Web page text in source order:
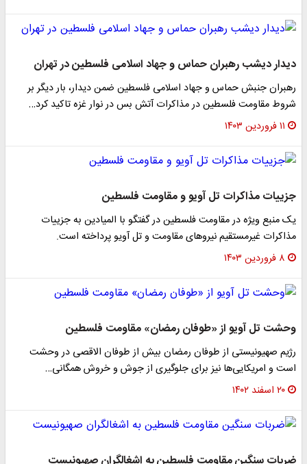
دیدار دیشب رهبران حماس و جهاد اسلامی فلسطین در تهران
رهبران جنبش حماس و جهاد اسلامی فلسطین ضمن دیدار، بار دیگر بر
شروط مقاومت فلسطین در مذاکرات آتش بس در نوار غزه تاکید کرد…
۱۱ فروردین ۱۴۰۳
جزییات مذاکرات تل آویو و مقاومت فلسطین
یک منبع ویژه در مقاومت فلسطین در گفتگو با المیادین به جزییات
مذاکرات غیرمستقیم نیروهای مقاومت و تل آویو پرداخته است.
۸ فروردین ۱۴۰۳
وحشت تل آویو از «طوفان رمضان» مقاومت فلسطین
رژیم صهیونیستی از طوفان رمضان بیش از طوفان الاقصی در وحشت
است و امریکایی‌ها نیز برای جلوگیری از جوش و خروش همگانی…
۲۰ اسفند ۱۴۰۲